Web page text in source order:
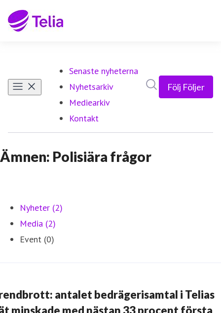
Senaste nyheterna
Nyhetsarkiv
Mediearkiv
Kontakt
Följ Följer
Ämnen: Polisiära frågor
Nyheter (2)
Media (2)
Event (0)
antalet bedrägerisamtal i Telias
minskade med nästan 33 procent första